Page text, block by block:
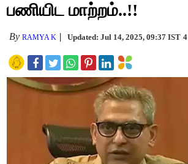
பணியிட மாற்றம்..!!
ByRAMYA K Updated: Jul 14, 2025, 09:37 IST